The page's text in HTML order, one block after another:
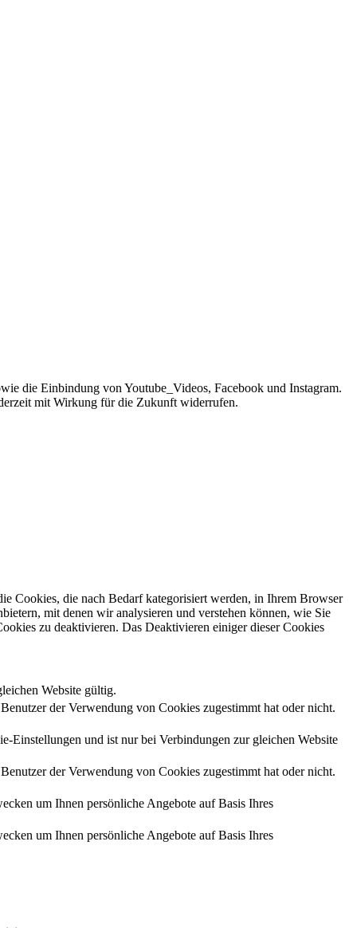
die Einbindung von Youtube_Videos, Facebook und Instagram.
mit Wirkung für die Zukunft widerrufen.
Cookies, die nach Bedarf kategorisiert werden, in Ihrem Browser
mit denen wir analysieren und verstehen können, wie Sie
zu deaktivieren. Das Deaktivieren einiger dieser Cookies
Website gültig.
der Verwendung von Cookies zugestimmt hat oder nicht.
Einstellungen und ist nur bei Verbindungen zur gleichen Website
der Verwendung von Cookies zugestimmt hat oder nicht.
um Ihnen persönliche Angebote auf Basis Ihres
um Ihnen persönliche Angebote auf Basis Ihres